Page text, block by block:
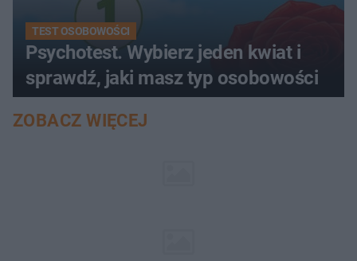
TEST OSOBOWOŚCI
Psychotest. Wybierz jeden kwiat i
sprawdź, jaki masz typ osobowości
ZOBACZ WIĘCEJ